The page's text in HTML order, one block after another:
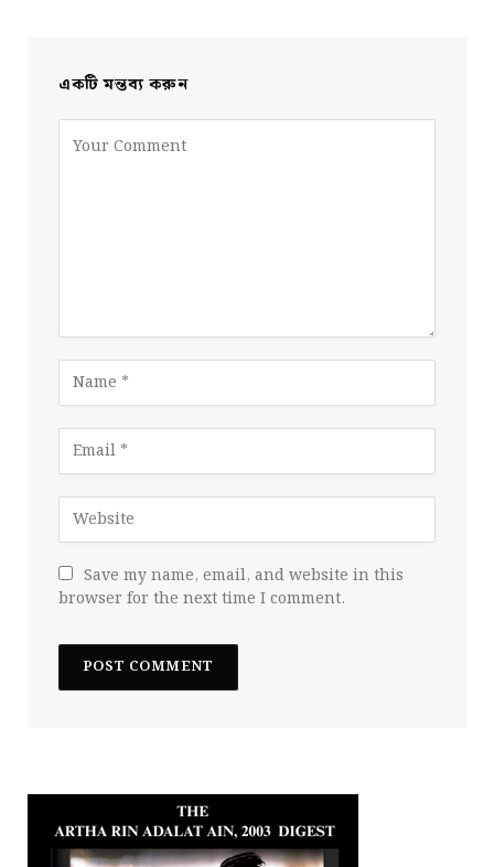
একটি মন্তব্য করুন
Save my name, email, and website in this
browser for the next time I comment.